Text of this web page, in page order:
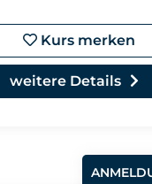
Kurs merken
weitere Details